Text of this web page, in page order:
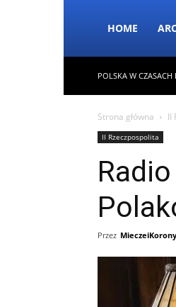
HOME
POLSKA W CZASACH
Strona główna II
II Rzeczpospolita
Przez MieczeiKorony